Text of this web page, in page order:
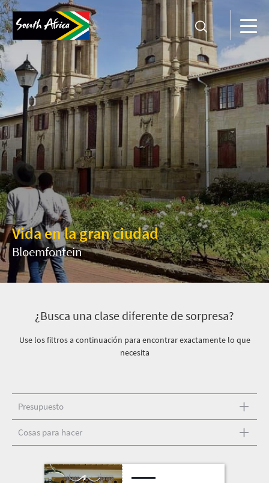
Vida en la gran ciudad
Bloemfontein
¿Busca una clase diferente de sorpresa?
Use los filtros a continuación para encontrar exactamente lo que
necesita
Presupuesto
Cosas para hacer